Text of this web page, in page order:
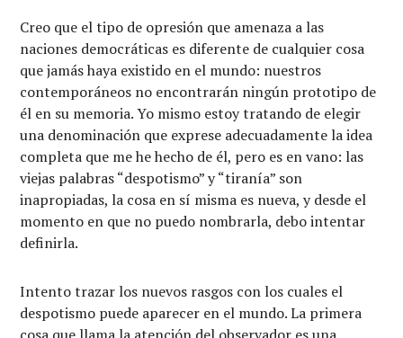
Creo que el tipo de opresión que amenaza a las
naciones democráticas es diferente de cualquier cosa
que jamás haya existido en el mundo: nuestros
contemporáneos no encontrarán ningún prototipo de
él en su memoria. Yo mismo estoy tratando de elegir
una denominación que exprese adecuadamente la idea
completa que me he hecho de él, pero es en vano: las
viejas palabras “despotismo” y “tiranía” son
inapropiadas, la cosa en sí misma es nueva, y desde el
momento en que no puedo nombrarla, debo intentar
definirla.
Intento trazar los nuevos rasgos con los cuales el
despotismo puede aparecer en el mundo. La primera